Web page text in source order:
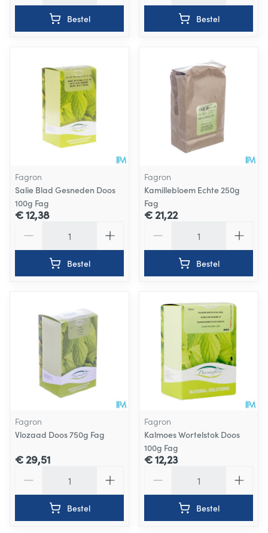
Bestel Bestel
Fagron
Salie Blad Gesneden Doos
100g Fag
€ 12,38
Bestel
Fagron
Kamillebloem Echte 250g
Fag
€ 21,22
Bestel
Fagron
Vlozaad Doos 750g Fag
€ 29,51
Bestel
Fagron
Kalmoes Wortelstok Doos
100g Fag
€ 12,23
Bestel